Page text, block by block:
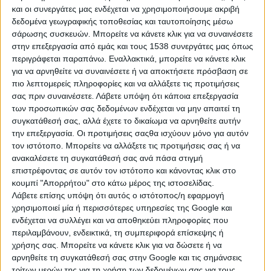
και οι συνεργάτες μας ενδέχεται να χρησιμοποιήσουμε ακριβή
δεδομένα γεωγραφικής τοποθεσίας και ταυτοποίησης μέσω
σάρωσης συσκευών. Μπορείτε να κάνετε κλικ για να συναινέσετε
στην επεξεργασία από εμάς και τους 1538 συνεργάτες μας όπως
περιγράφεται παραπάνω. Εναλλακτικά, μπορείτε να κάνετε κλικ
για να αρνηθείτε να συναινέσετε ή να αποκτήσετε πρόσβαση σε
πιο λεπτομερείς πληροφορίες και να αλλάξετε τις προτιμήσεις
σας πριν συναινέσετε. Λάβετε υπόψη ότι κάποια επεξεργασία
των προσωπικών σας δεδομένων ενδέχεται να μην απαιτεί τη
συγκατάθεσή σας, αλλά έχετε το δικαίωμα να αρνηθείτε αυτήν
την επεξεργασία. Οι προτιμήσεις σαςθα ισχύουν μόνο για αυτόν
τον ιστότοπο. Μπορείτε να αλλάξετε τις προτιμήσεις σας ή να
ανακαλέσετε τη συγκατάθεσή σας ανά πάσα στιγμή
επιστρέφοντας σε αυτόν τον ιστότοπο και κάνοντας κλικ στο
κουμπί "Απορρήτου" στο κάτω μέρος της ιστοσελίδας.
Λάβετε επίσης υπόψη ότι αυτός ο ιστότοπος/η εφαρμογή
χρησιμοποιεί μία ή περισσότερες υπηρεσίες της Google και
ενδέχεται να συλλέγει και να αποθηκεύει πληροφορίες που
περιλαμβάνουν, ενδεικτικά, τη συμπεριφορά επίσκεψης ή
χρήσης σας. Μπορείτε να κάνετε κλικ για να δώσετε ή να
αρνηθείτε τη συγκατάθεσή σας στην Google και τις σημάνσεις
με πρόωρη ή τα 67 με πλήρη σύνταξη,
αλλά και στον υπολογισμό της
σύνταξης .
Αν είστε ασφαλισμένος στο Δημόσιο,
τις ΔΕΚΟ, τις τράπεζες, το ΙΚΑ, τον
ΟΑΕΕ και το ΕΤΑΑ (ταμείο ανεξαρτήτως
απασχολουμενων) μπορείτε να
αναγνωρίσετε από 2 έως 5 πλασματικά
έτη, για να συνταξιοδοτηθείτε ως και 10
χρόνια νωρίτερα.